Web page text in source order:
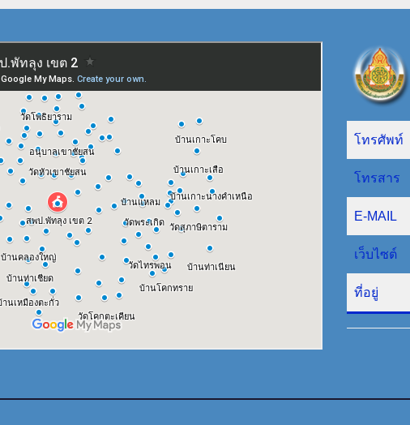
โทรศัพท์
โทรสาร
E-MAIL
เว็บไซต์
ที่อยู่